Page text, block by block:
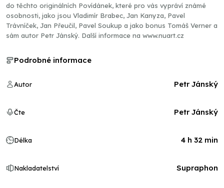
do těchto originálních Povídánek, které pro vás vypráví známé
osobnosti, jako jsou Vladimír Brabec, Jan Kanyza, Pavel
Trávníček, Jan Přeučil, Pavel Soukup a jako bonus Tomáš Verner a
sám autor Petr Jánský. Další informace na www.nuart.cz
Podrobné informace
Autor Petr Jánský
Čte Petr Jánský
Délka 4 h 32 min
Nakladatelství Supraphon